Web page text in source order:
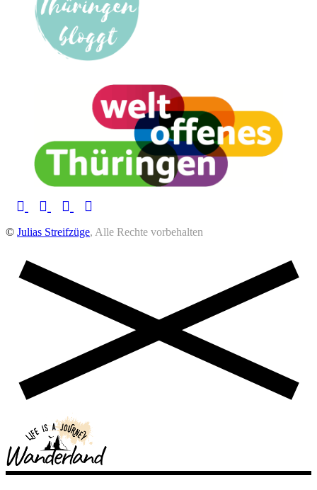
© Julias Streifzüge, Alle Rechte vorbehalten